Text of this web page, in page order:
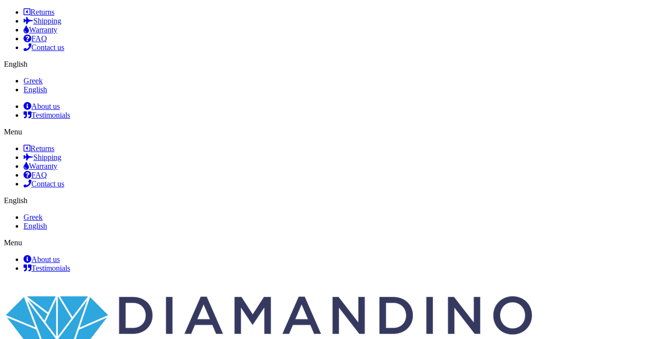
Returns
Shipping
Warranty
FAQ
Contact us
English
Greek
English
About us
Testimonials
Menu
Returns
Shipping
Warranty
FAQ
Contact us
English
Greek
English
Menu
About us
Testimonials